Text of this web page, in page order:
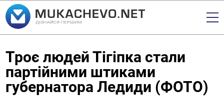
Троє людей Тігіпка стали
партійними штиками
губернатора Ледиди (ФОТО)